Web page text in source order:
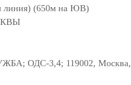
линия) (650м на ЮВ)
ОДС-3,4; 119002, Москва,